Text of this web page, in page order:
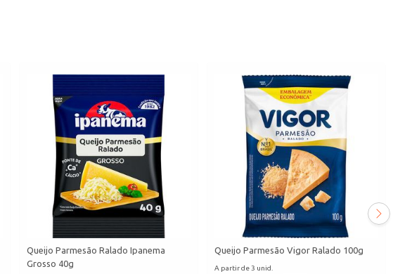
Queijo Parmesão Ralado Ipanema
Grosso 40g
Queijo Parmesão Vigor Ralado 100g
A partir de 3 unid.